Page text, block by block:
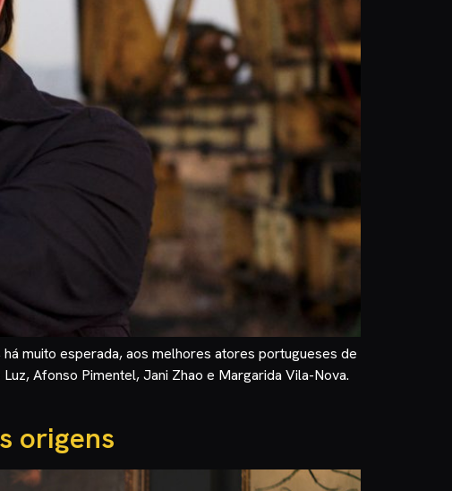
muito esperada, aos melhores atores portugueses de
Afonso Pimentel, Jani Zhao e Margarida Vila-Nova.
origens